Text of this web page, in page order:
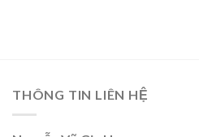
THÔNG TIN LIÊN HỆ